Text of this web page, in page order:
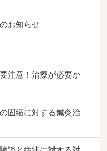
お知らせ
注意！治療が必要か
固縮に対する鍼灸治